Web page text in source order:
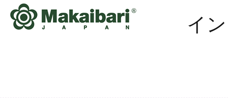
イ